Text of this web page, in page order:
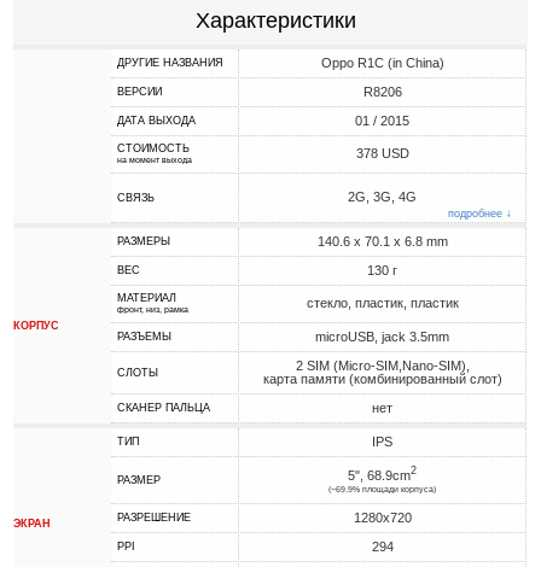
Характеристики
ДРУГИЕ НАЗВАНИЯ Oppo R1C (in China)
ВЕРСИИ R8206
ДАТА ВЫХОДА 01 / 2015
СТОИМОСТЬ
на момент выхода 378 USD
СВЯЗЬ 2G, 3G, 4G
подробнее ↓
КОРПУС
РАЗМЕРЫ 140.6 x 70.1 x 6.8 mm
ВЕС 130 г
МАТЕРИАЛ
фронт, низ, рамка стекло, пластик, пластик
РАЗЪЕМЫ microUSB, jack 3.5mm
СЛОТЫ
2 SIM (Micro-SIM,Nano-SIM),
карта памяти (комбинированный слот)
СКАНЕР ПАЛЬЦА нет
ЭКРАН
ТИП IPS
РАЗМЕР 5", 68.9cm2
(~69.9% площади корпуса)
РАЗРЕШЕНИЕ 1280x720
PPI 294